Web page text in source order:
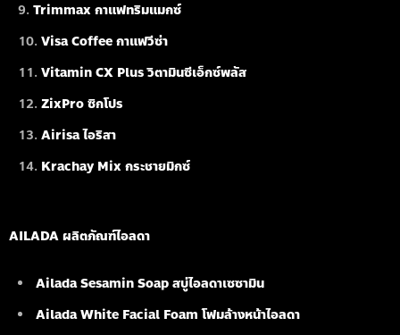
Trimmax กาแฟทริมแมกซ์
Visa Coffee กาแฟวีซ่า
Vitamin CX Plus วิตามินซีเอ็กซ์พลัส
ZixPro ซิกโปร
Airisa ไอริสา
Krachay Mix กระชายมิกซ์
AILADA ผลิตภัณฑ์ไอลดา
Ailada Sesamin Soapสบู่ไอลดาเซซามิน
Ailada White Facial Foamโฟมล้างหน้าไอลดา